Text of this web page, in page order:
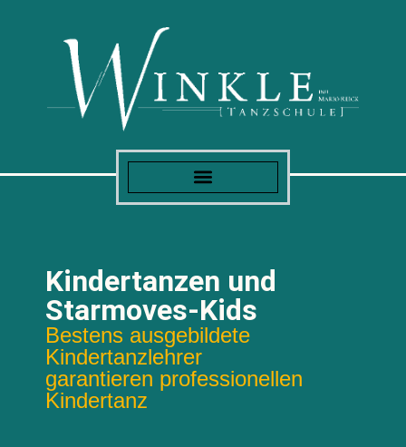
Kindertanzen und
Starmoves-Kids
Bestens ausgebildete
Kindertanzlehrer
garantieren professionellen
Kindertanz